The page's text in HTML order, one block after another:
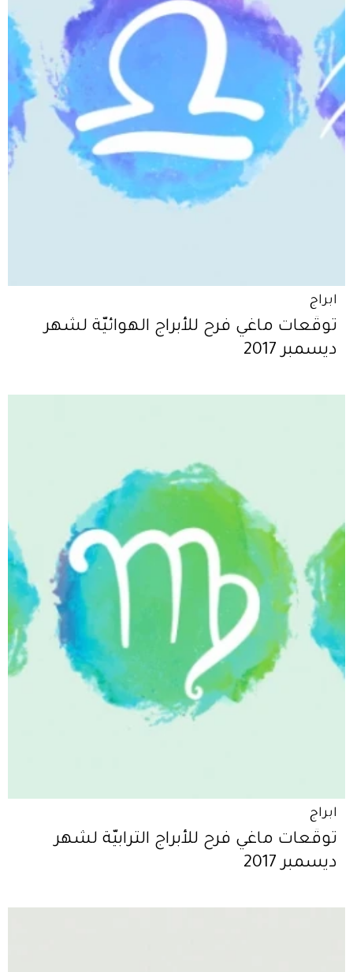
ابراج
توقّعات ماغي فرح للأبراج الهوائيّة لشهر
ديسمبر 2017
ابراج
توقّعات ماغي فرح للأبراج الترابيّة لشهر
ديسمبر 2017